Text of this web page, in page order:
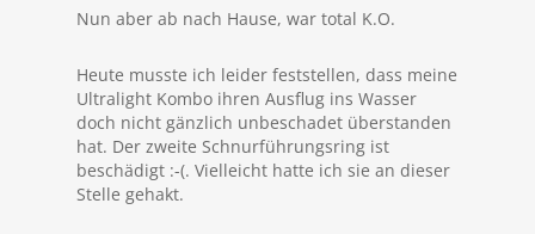
Nun aber ab nach Hause, war total K.O.
Heute musste ich leider feststellen, dass meine
Ultralight Kombo ihren Ausflug ins Wasser
doch nicht gänzlich unbeschadet überstanden
hat. Der zweite Schnurführungsring ist
beschädigt :-(. Vielleicht hatte ich sie an dieser
Stelle gehakt.